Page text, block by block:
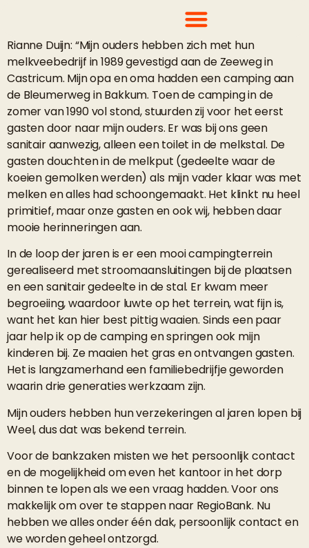
Rianne Duijn: “Mijn ouders hebben zich met hun
melkveebedrijf in 1989 gevestigd aan de Zeeweg in
Castricum. Mijn opa en oma hadden een camping aan
de Bleumerweg in Bakkum. Toen de camping in de
zomer van 1990 vol stond, stuurden zij voor het eerst
gasten door naar mijn ouders. Er was bij ons geen
sanitair aanwezig, alleen een toilet in de melkstal. De
gasten douchten in de melkput (gedeelte waar de
koeien gemolken werden) als mijn vader klaar was met
melken en alles had schoongemaakt. Het klinkt nu heel
primitief, maar onze gasten en ook wij, hebben daar
mooie herinneringen aan.
In de loop der jaren is er een mooi campingterrein
gerealiseerd met stroomaansluitingen bij de plaatsen
en een sanitair gedeelte in de stal. Er kwam meer
begroeiing, waardoor luwte op het terrein, wat fijn is,
want het kan hier best pittig waaien. Sinds een paar
jaar help ik op de camping en springen ook mijn
kinderen bij. Ze maaien het gras en ontvangen gasten.
Het is langzamerhand een familiebedrijfje geworden
waarin drie generaties werkzaam zijn.
Mijn ouders hebben hun verzekeringen al jaren lopen bij
Weel, dus dat was bekend terrein.
Voor de bankzaken misten we het persoonlijk contact
en de mogelijkheid om even het kantoor in het dorp
binnen te lopen als we een vraag hadden. Voor ons
makkelijk om over te stappen naar RegioBank. Nu
hebben we alles onder één dak, persoonlijk contact en
we worden geheel ontzorgd.